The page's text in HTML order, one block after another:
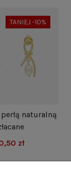
TANIEJ -10%
naturalną
zł